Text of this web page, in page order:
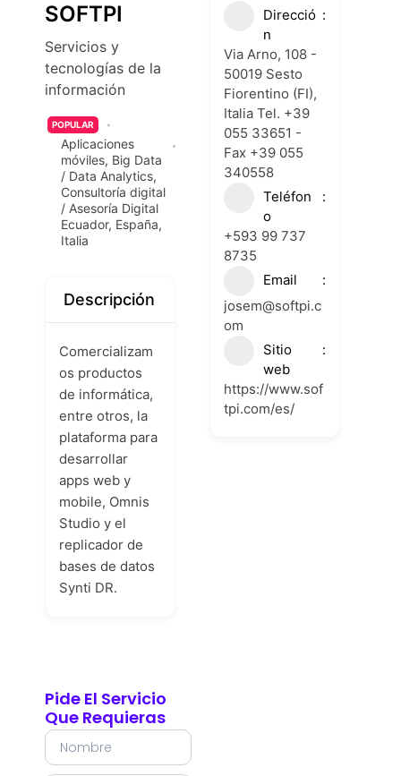
SOFTPI
Servicios y
tecnologías de la
información
POPULAR
Aplicaciones
móviles, Big Data
/ Data Analytics,
Consultoría digital
/ Asesoría Digital
Ecuador, España,
Italia
Descripción
Comercializam
os productos
de informática,
entre otros, la
plataforma para
desarrollar
apps web y
mobile, Omnis
Studio y el
replicador de
bases de datos
Synti DR.
Direcció
n
Via Arno, 108 -
50019 Sesto
Fiorentino (FI),
Italia Tel. +39
055 33651 -
Fax +39 055
340558
Teléfon
o
+593 99 737
8735
Email
josem@softpi.c
om
Sitio
web
https://www.sof
tpi.com/es/
Pide El Servicio
Que Requieras